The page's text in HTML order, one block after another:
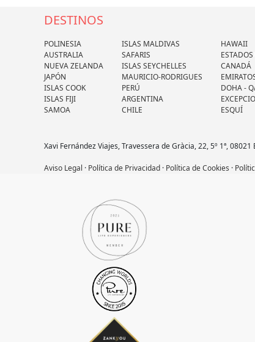
DESTINOS
POLINESIA
AUSTRALIA
NUEVA ZELANDA
JAPÓN
ISLAS COOK
ISLAS FIJI
SAMOA
ISLAS MALDIVAS
SAFARIS
ISLAS SEYCHELLES
MAURICIO-RODRIGUES
PERÚ
ARGENTINA
CHILE
HAWAII
CANADÁ
DOHA -
ESQUÍ
Xavi Fernández Viajes, Travessera de Gràcia, 22, 5º 1ª,
Aviso Legal · Política de Privacidad · Política de Cookies ·